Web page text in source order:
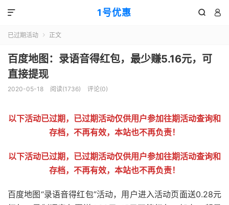
1号优惠  

已过期活动  正文
百度地图：录语音得红包，最少赚5.16元，可
直接提现
2020-05-18 阅读(1736) 评论(0)
以下活动已过期，已过期活动仅供用户参加往期活动查询和
存档，不再有效，本站也不再负责！
以下活动已过期，已过期活动仅供用户参加往期活动查询和
存档，不再有效，本站也不再负责！
百度地图“录语音得红包”活动，用户进入活动页面送0.28元